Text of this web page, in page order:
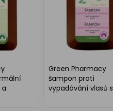
a
Green Pharmacy
šampon proti
vypadávání vlasů s